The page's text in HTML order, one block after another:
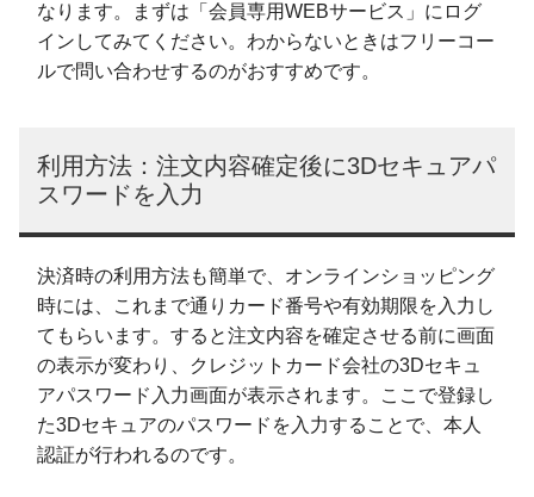
なります。まずは「会員専用WEBサービス」にログ
インしてみてください。わからないときはフリーコー
ルで問い合わせするのがおすすめです。
利用方法：注文内容確定後に3Dセキュアパ
スワードを入力
決済時の利用方法も簡単で、オンラインショッピング
時には、これまで通りカード番号や有効期限を入力し
てもらいます。すると注文内容を確定させる前に画面
の表示が変わり、クレジットカード会社の3Dセキュ
アパスワード入力画面が表示されます。ここで登録し
た3Dセキュアのパスワードを入力することで、本人
認証が行われるのです。